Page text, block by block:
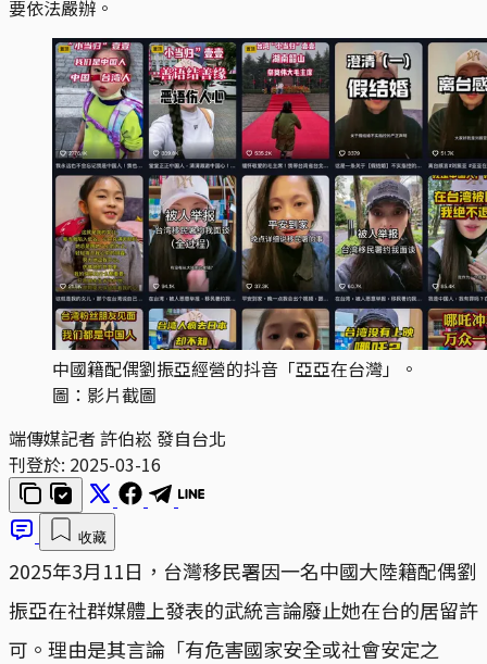
要依法嚴辦。
中國籍配偶劉振亞經營的抖音「亞亞在台灣」。
圖：影片截圖
端傳媒記者 許伯崧 發自台北
刊登於: 2025-03-16
收藏
2025年3月11日，台灣移民署因一名中國大陸籍配偶劉
振亞在社群媒體上發表的武統言論廢止她在台的居留許
可。理由是其言論「有危害國家安全或社會安定之